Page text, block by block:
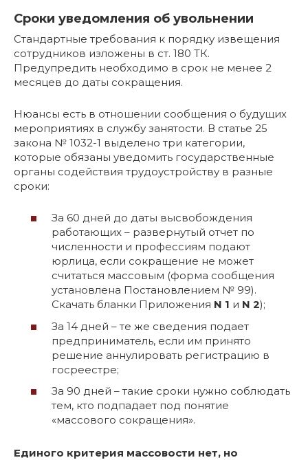
Сроки уведомления об увольнении
Стандартные требования к порядку извещения
сотрудников изложены в ст. 180 ТК.
Предупредить необходимо в срок не менее 2
месяцев до даты сокращения.
Нюансы есть в отношении сообщения о будущих
мероприятиях в службу занятости. В статье 25
закона № 1032-1 выделено три категории,
которые обязаны уведомить государственные
органы содействия трудоустройству в разные
сроки:
За 60 дней до даты высвобождения
работающих – развернутый отчет по
численности и профессиям подают
юрлица, если сокращение не может
считаться массовым (форма сообщения
установлена Постановлением № 99).
Скачать бланки Приложения N 1 и N 2);
За 14 дней – те же сведения подает
предприниматель, если им принято
решение аннулировать регистрацию в
госреестре;
За 90 дней – такие сроки нужно соблюдать
тем, кто подпадает под понятие
«массового сокращения».
Единого критерия массовости нет, но